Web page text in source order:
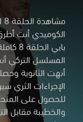
الكوميدي أنت
بابي الحلقة 8 كاملة بجودة HD فائقة الوضوح
أنهت الثانوية
الإجراءات الثري
للحصول على
والخطيبة مقابل